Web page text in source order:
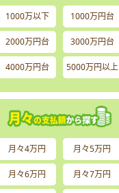
1000万以下 1000万円台
2000万円台 3000万円台
4000万円台 5000万円以上
月々4万円 月々5万円
月々6万円 月々7万円